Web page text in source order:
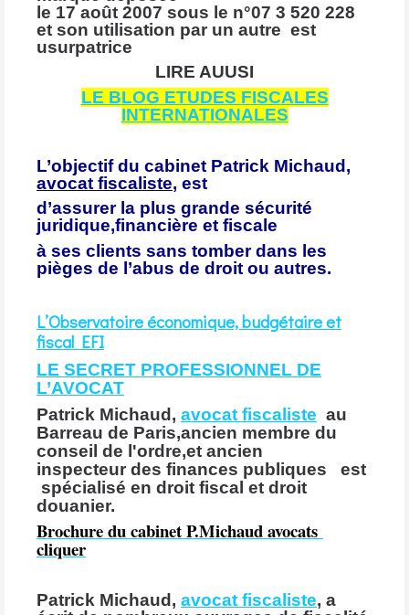
le 17 août 2007 sous le n°07 3 520 228
et son utilisation par un autre est
usurpatrice
LIRE AUUSI
LE BLOG ETUDES FISCALES
INTERNATIONALES
L’objectif du cabinet Patrick Michaud,
avocat fiscaliste, est
d’assurer la plus grande sécurité
juridique,financière et fiscale
à ses clients sans tomber dans les
pièges de l’abus de droit ou autres.
L’Observatoire économique, budgétaire et
fiscal EFI
LE SECRET PROFESSIONNEL DE
L’AVOCAT
Patrick Michaud, avocat fiscaliste au
Barreau de Paris,ancien membre du
conseil de l'ordre,et ancien
inspecteur des finances publiques est
spécialisé en droit fiscal et droit
douanier.
Brochure du cabinet P.Michaudavocats
cliquer
Patrick Michaud, avocat fiscaliste, a